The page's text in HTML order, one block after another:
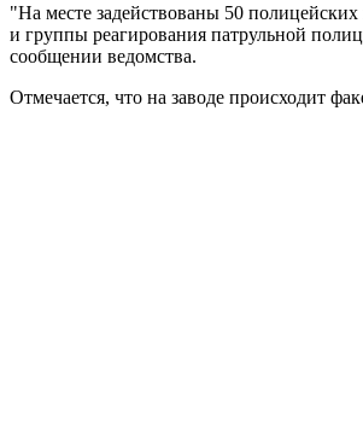
"На месте задействованы 50
и группы реагирования патрульной
сообщении ведомства.
Отмечается, что на заводе происходит